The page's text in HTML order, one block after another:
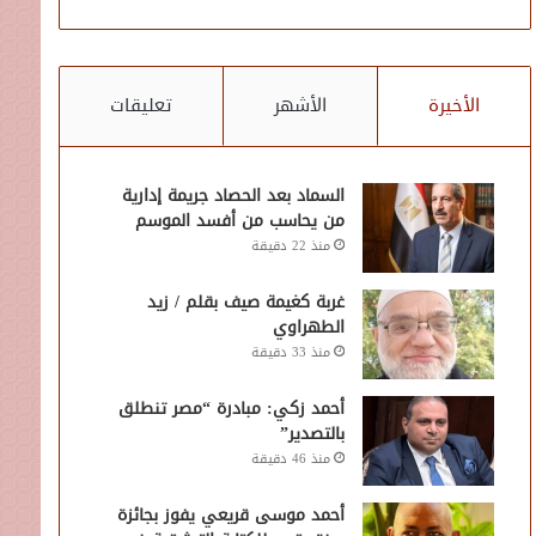
الأخيرة الأشهر تعليقات
السماد بعد الحصاد جريمة إدارية
من يحاسب من أفسد الموسم
منذ 22 دقيقة
غربة كغيمة صيف بقلم / زيد
الطهراوي
منذ 33 دقيقة
أحمد زكي: مبادرة “مصر تنطلق
بالتصدير”
منذ 46 دقيقة
أحمد موسى قريعي يفوز بجائزة